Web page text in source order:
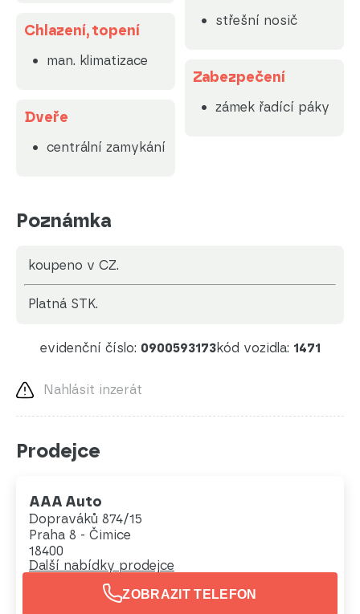
Chlazení, topení
man. klimatizace
Dveře
centrální zamykání
střešní nosič
Zabezpečení
zámek řadící páky
Poznámka
koupeno v CZ.
platná STK.
evidenční číslo: 0900593173kód vozidla: 1471
Nahlásit inzerát
Prodejce
AAA Auto
Dopraváků 874/15
Praha 8 - Čimice
18400
Další nabídky prodejce
ZOBRAZIT TELEFON